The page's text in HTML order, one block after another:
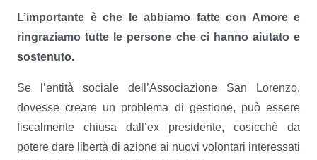
L’importante è che le abbiamo fatte con Amore e
ringraziamo tutte le persone che ci hanno aiutato e
sostenuto.
Se l’entità sociale dell’Associazione San Lorenzo,
dovesse creare un problema di gestione, può essere
fiscalmente chiusa dall’ex presidente, cosicchè da
potere dare libertà di azione ai nuovi volontari interessati